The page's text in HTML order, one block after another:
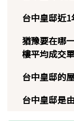
台中皇邸近
猶豫要在哪
樓平均成交
台中皇邸的
台中皇邸是